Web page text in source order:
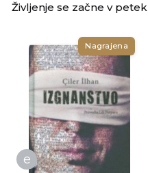
Življenje se začne v petek
Nagrajena
e